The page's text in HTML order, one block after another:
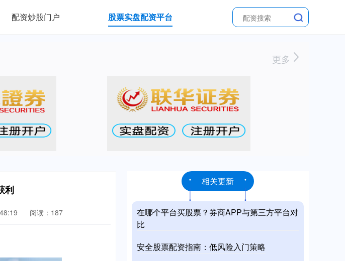
配资炒股门户 股票实盘配资平台
更多
利
阅读：187
相关更新
在哪个平台买股票？券商APP与第三方平台对
比
安全股票配资指南：低风险入门策略